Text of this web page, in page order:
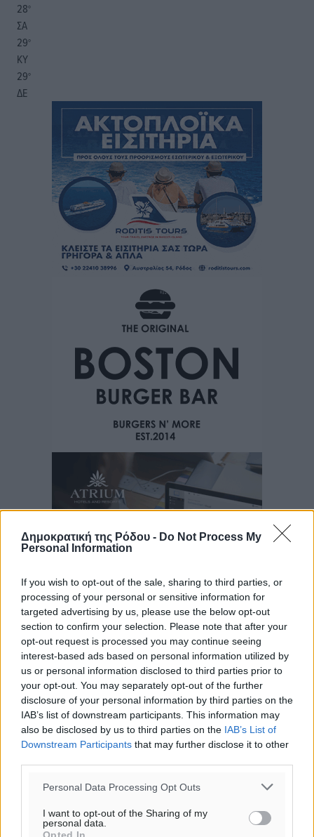
Δημοκρατική της Ρόδου - Do Not Process My
Personal Information
If you wish to opt-out of the sale, sharing to third parties, or
processing of your personal or sensitive information for
targeted advertising by us, please use the below opt-out
section to confirm your selection. Please note that after your
opt-out request is processed you may continue seeing
interest-based ads based on personal information utilized by
us or personal information disclosed to third parties prior to
your opt-out. You may separately opt-out of the further
disclosure of your personal information by third parties on the
IAB’s list of downstream participants. This information may
also be disclosed by us to third parties on the IAB’s List of
Downstream Participants that may further disclose it to other
Personal Data Processing Opt Outs
I want to opt-out of the Sharing of my
personal data.
28°
ΣΑ
29°
ΚΥ
29°
ΔΕ
Ροή ειδήσεων
Παρουσίαση βιβλίου του Α. Χατζημιχαήλ – Τιμητική
εκδήλωση για τους αυτοδιοικητικούς της Κω
Πολιτιστικά• πριν 1 ώρα
Εγκρίθηκε η ηλεκτρική διασύνδεση Ρόδου και Κω
Ελλάδα